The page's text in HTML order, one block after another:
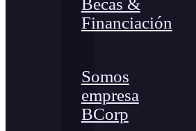
Becas &
Financiación
Somos
empresa
BCorp